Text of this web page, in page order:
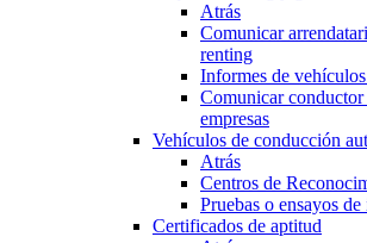
Atrás
Comunicar
renting
Informes de
Comunicar conductor
empresas
Vehículos de conducción
Atrás
Centros de
Pruebas o ensayos
Certificados de aptitud